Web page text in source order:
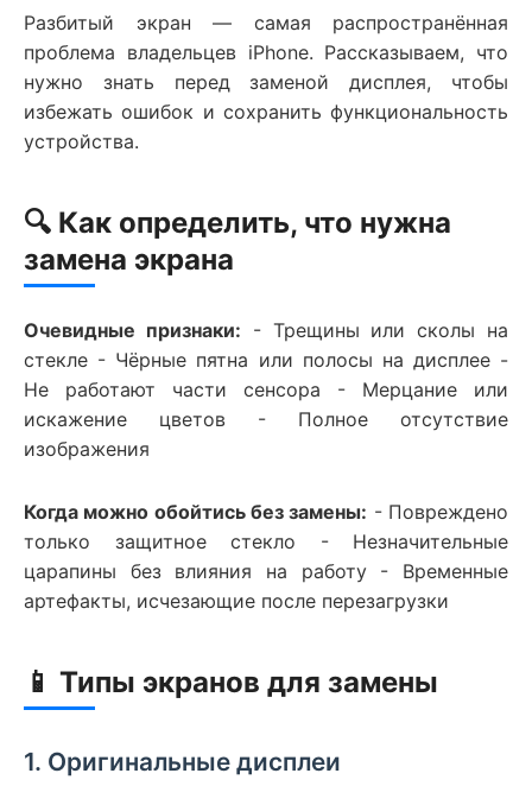
Разбитый экран — самая распространённая
проблема владельцев iPhone. Рассказываем, что
нужно знать перед заменой дисплея, чтобы
избежать ошибок и сохранить функциональность
устройства.
🔍 Как определить, что нужна
замена экрана
Очевидные признаки: - Трещины или сколы на
стекле - Чёрные пятна или полосы на дисплее -
Не работают части сенсора - Мерцание или
искажение цветов - Полное отсутствие
изображения
Когда можно обойтись без замены: - Повреждено
только защитное стекло - Незначительные
царапины без влияния на работу - Временные
артефакты, исчезающие после перезагрузки
📱 Типы экранов для замены
1. Оригинальные дисплеи